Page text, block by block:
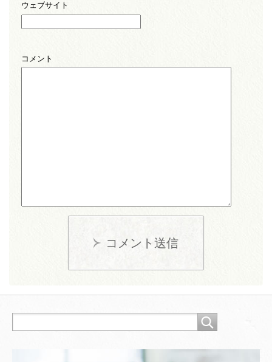
ウェブサイト
コメント
コメント送信